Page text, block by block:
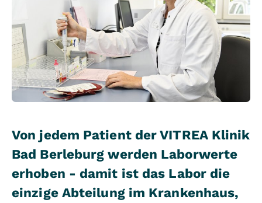
Von jedem Patient der VITREA Klinik
Bad Berleburg werden Laborwerte
erhoben - damit ist das Labor die
einzige Abteilung im Krankenhaus,